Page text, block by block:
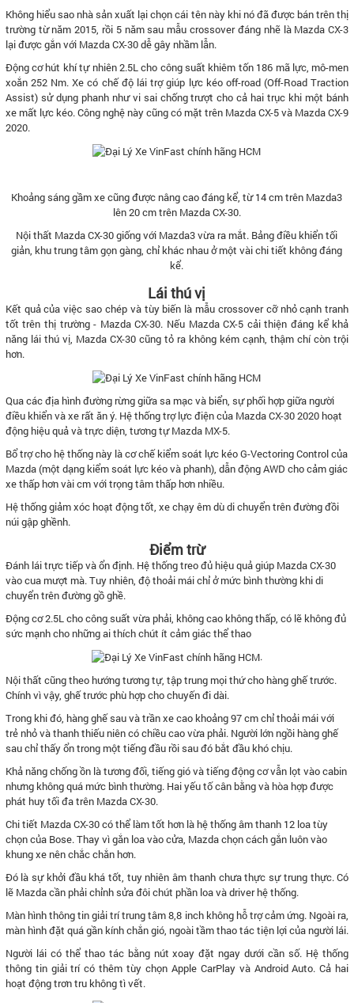
Không hiểu sao nhà sản xuất lại chọn cái tên này khi nó đã được bán trên thị
trường từ năm 2015, rồi 5 năm sau mẫu crossover đáng nhẽ là Mazda CX-3
lại được gắn với Mazda CX-30 dễ gây nhầm lẫn.
Động cơ hút khí tự nhiên 2.5L cho công suất khiêm tốn 186 mã lực, mô-men
xoắn 252 Nm. Xe có chế độ lái trợ giúp lực kéo off-road (Off-Road Traction
Assist) sử dụng phanh như vi sai chống trượt cho cả hai trục khi một bánh
xe mất lực kéo. Công nghệ này cũng có mặt trên Mazda CX-5 và Mazda CX-9
2020.
Khoảng sáng gầm xe cũng được nâng cao đáng kể, từ 14 cm trên Mazda3
lên 20 cm trên Mazda CX-30.
Nội thất Mazda CX-30 giống với Mazda3 vừa ra mắt. Bảng điều khiển tối
giản, khu trung tâm gọn gàng, chỉ khác nhau ở một vài chi tiết không đáng
kể.
Lái thú vị
Kết quả của việc sao chép và tùy biến là mẫu crossover cỡ nhỏ cạnh tranh
tốt trên thị trường - Mazda CX-30. Nếu Mazda CX-5 cải thiện đáng kể khả
năng lái thú vị, Mazda CX-30 cũng tỏ ra không kém cạnh, thậm chí còn trội
hơn.
Qua các địa hình đường rừng giữa sa mạc và biển, sự phối hợp giữa người
điều khiển và xe rất ăn ý. Hệ thống trợ lực điện của Mazda CX-30 2020 hoạt
động hiệu quả và trực diện, tương tự Mazda MX-5.
Bổ trợ cho hệ thống này là cơ chế kiểm soát lực kéo G-Vectoring Control của
Mazda (một dạng kiểm soát lực kéo và phanh), dẫn động AWD cho cảm giác
xe thấp hơn vài cm với trọng tâm thấp hơn nhiều.
Hệ thống giảm xóc hoạt động tốt, xe chạy êm dù di chuyển trên đường đồi
núi gập ghềnh.
Điểm trừ
Đánh lái trực tiếp và ổn định. Hệ thống treo đủ hiệu quả giúp Mazda CX-30
vào cua mượt mà. Tuy nhiên, độ thoải mái chỉ ở mức bình thường khi di
chuyển trên đường gồ ghề.
Động cơ 2.5L cho công suất vừa phải, không cao không thấp, có lẽ không đủ
sức mạnh cho những ai thích chút ít cảm giác thể thao
.
Nội thất cũng theo hướng tương tự, tập trung mọi thứ cho hàng ghế trước.
Chính vì vậy, ghế trước phù hợp cho chuyến đi dài.
Trong khi đó, hàng ghế sau và trần xe cao khoảng 97 cm chỉ thoải mái với
trẻ nhỏ và thanh thiếu niên có chiều cao vừa phải. Người lớn ngồi hàng ghế
sau chỉ thấy ổn trong một tiếng đầu rồi sau đó bắt đầu khó chịu.
Khả năng chống ồn là tương đối, tiếng gió và tiếng động cơ vẫn lọt vào cabin
nhưng không quá mức bình thường. Hai yếu tố cân bằng và hòa hợp được
phát huy tối đa trên Mazda CX-30.
Chi tiết Mazda CX-30 có thể làm tốt hơn là hệ thống âm thanh 12 loa tùy
chọn của Bose. Thay vì gắn loa vào cửa, Mazda chọn cách gắn luôn vào
khung xe nên chắc chắn hơn.
Đó là sự khởi đầu khá tốt, tuy nhiên âm thanh chưa thực sự trung thực. Có
lẽ Mazda cần phải chỉnh sửa đôi chút phần loa và driver hệ thống.
Màn hình thông tin giải trí trung tâm 8,8 inch không hỗ trợ cảm ứng. Ngoài ra,
màn hình đặt quá gần kính chắn gió, ngoài tầm thao tác tiện lợi của người lái.
Người lái có thể thao tác bằng nút xoay đặt ngay dưới cần số. Hệ thống
thông tin giải trí có thêm tùy chọn Apple CarPlay và Android Auto. Cả hai
hoạt động trơn tru không tì vết.